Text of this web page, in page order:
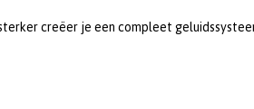
creëer je een compleet